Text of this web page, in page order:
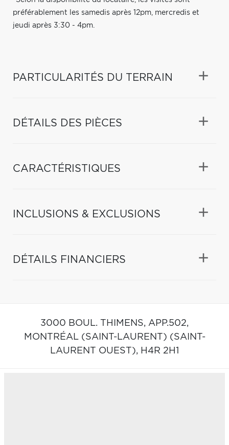
préférablement les samedis après 12pm, mercredis et
jeudi après 3:30 - 4pm.
PARTICULARITÉS DU TERRAIN
DÉTAILS DES PIÈCES
CARACTÉRISTIQUES
INCLUSIONS & EXCLUSIONS
DÉTAILS FINANCIERS
3000 BOUL. THIMENS, APP.502,
MONTRÉAL (SAINT-LAURENT) (SAINT-
LAURENT OUEST), H4R 2H1